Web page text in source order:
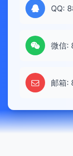
QQ:
微信:
邮箱: